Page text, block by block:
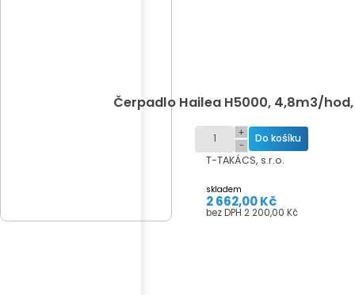
Čerpadlo Hailea H5000, 4,8m3/
+
−
T-TAKÁCS, s.r.o.
skladem
2 662,00 Kč
bez DPH 2 200,00 Kč